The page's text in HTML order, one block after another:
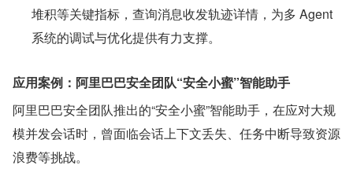
堆积等关键指标，查询消息收发轨迹详情，为多 Agent
系统的调试与优化提供有力支撑。
应用案例：阿里巴巴安全团队“安全小蜜”智能助手
阿里巴巴安全团队推出的“安全小蜜”智能助手，在应对大规
模并发会话时，曾面临会话上下文丢失、任务中断导致资源
浪费等挑战。